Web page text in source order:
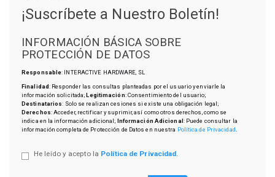
¡Suscríbete a Nuestro Boletín!
INFORMACIÓN BÁSICA SOBRE
PROTECCIÓN DE DATOS
Responsable: INTERACTIVE HARDWARE, SL
Finalidad: Responder las consultas planteadas por el usuario y enviarle la
información solicitada;Legitimación: Consentimiento del usuario;
Destinatarios: Solo se realizan cesiones si existe una obligación legal;
Derechos: Acceder, rectificar y suprimir, así como otros derechos, como se
indica en la información adicional; Información Adicional: Puede consultar la
información completa de Protección de Datos en nuestra Política de Privacidad
He leído y acepto la Política de Privacidad.